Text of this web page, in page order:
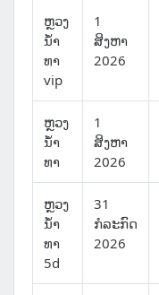
ຫຼວງ
ນໍ້າ
ທາ
vip
1
ສິງຫາ
2026
ຫຼວງ
ນໍ້າ
ທາ
1
ສິງຫາ
2026
ຫຼວງ
ນໍ້າ
ທາ
5d
31
ກໍລະກົດ
2026